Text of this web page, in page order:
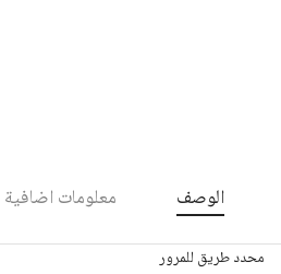
الوصف معلومات اضافية
محدد طريق للمرور